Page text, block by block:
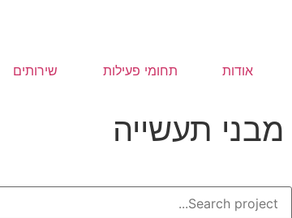
אודות תחומי פעילות שירותים
מבני תעשייה